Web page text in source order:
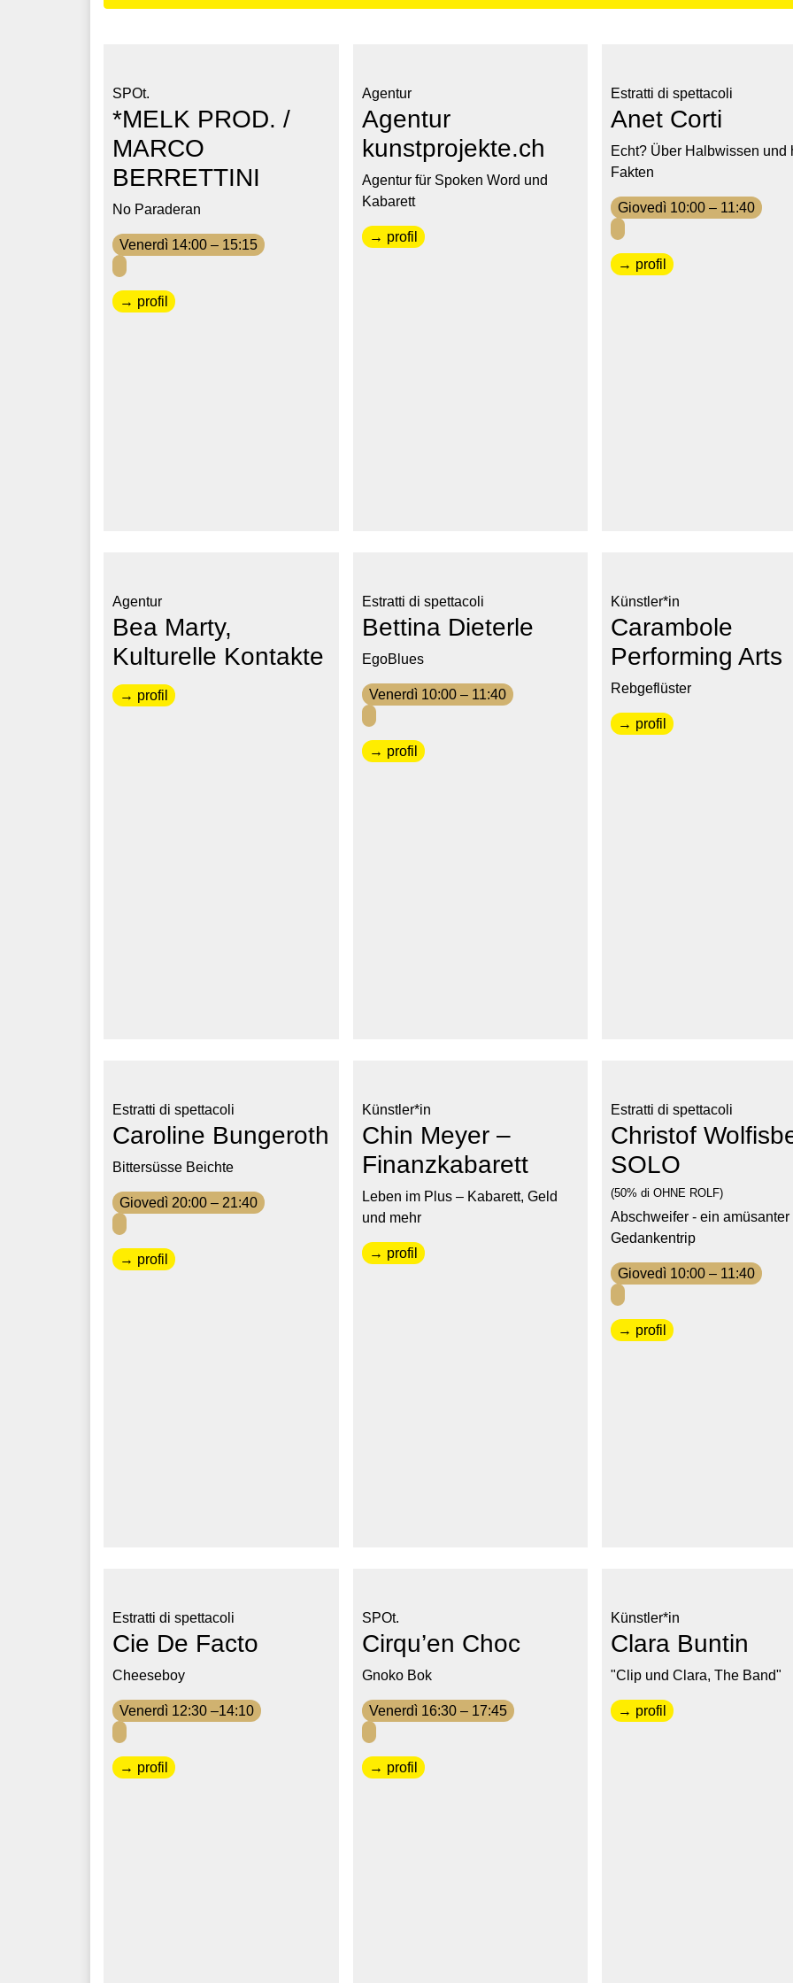
SPOt.
*MELK PROD. /
MARCO
BERRETTINI
No Paraderan
Venerdì 14:00 – 15:15
→ profil
Agentur
Agentur
kunstprojekte.ch
Agentur für Spoken Word und
Kabarett
→ profil
Estratti di spettacoli
Anet Corti
Echt? Über Halbwissen und
Fakten
Giovedì 10:00 – 11:40
→ profil
Agentur
Bea Marty,
Kulturelle Kontakte
→ profil
Estratti di spettacoli
Bettina Dieterle
EgoBlues
Venerdì 10:00 – 11:40
→ profil
Künstler*in
Carambole
Performing Arts
Rebgeflüster
→ profil
Estratti di spettacoli
Caroline Bungeroth
Bittersüsse Beichte
Giovedì 20:00 – 21:40
→ profil
Künstler*in
Chin Meyer –
Finanzkabarett
Leben im Plus – Kabarett, Geld
und mehr
→ profil
Estratti di spettacoli
Christof
SOLO
(50% di OHNE ROLF)
Abschweifer - ein amüsanter
Gedankentrip
Giovedì 10:00 – 11:40
→ profil
Estratti di spettacoli
Cie De Facto
Cheeseboy
Venerdì 12:30 –14:10
→ profil
SPOt.
Cirqu’en Choc
Gnoko Bok
Venerdì 16:30 – 17:45
→ profil
Künstler*in
Clara Buntin
"Clip und Clara, The Band"
→ profil